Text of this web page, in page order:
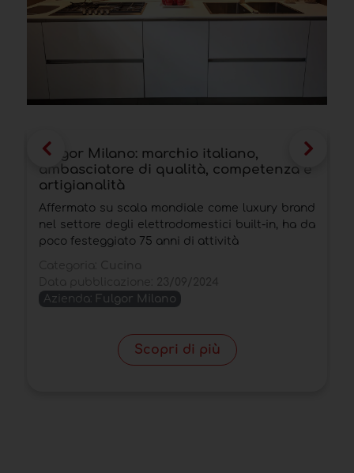
Fulgor Milano: marchio italiano,
ambasciatore di qualità, competenza e
artigianalità
Affermato su scala mondiale come luxury brand
nel settore degli elettrodomestici built-in, ha da
poco festeggiato 75 anni di attività
Azienda: Fulgor Milano
Scopri di più